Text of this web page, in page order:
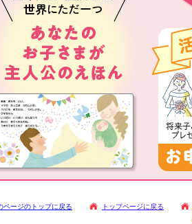
トップページに戻る
ページのトップに戻る